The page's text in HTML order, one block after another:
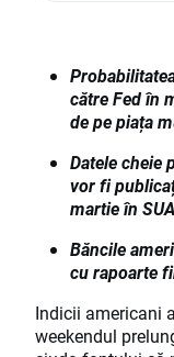
către Fed în
de pe piața
Datele cheie
vor fi
martie în SUA
Băncile
cu rapoarte
Indicii americani
weekendul